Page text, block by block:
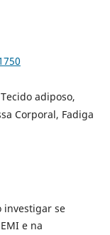
adiposo,
Corporal, Fadiga
investigar se
e na